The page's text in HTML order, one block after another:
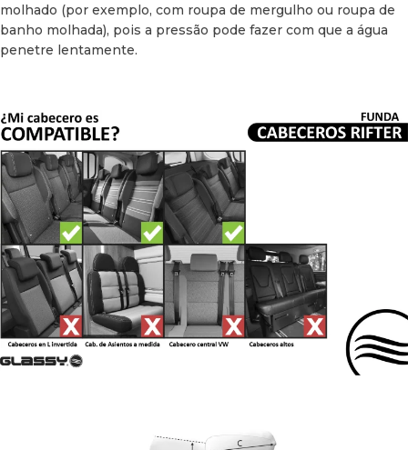
molhado (por exemplo, com roupa de mergulho ou roupa de
banho molhada), pois a pressão pode fazer com que a água
penetre lentamente.